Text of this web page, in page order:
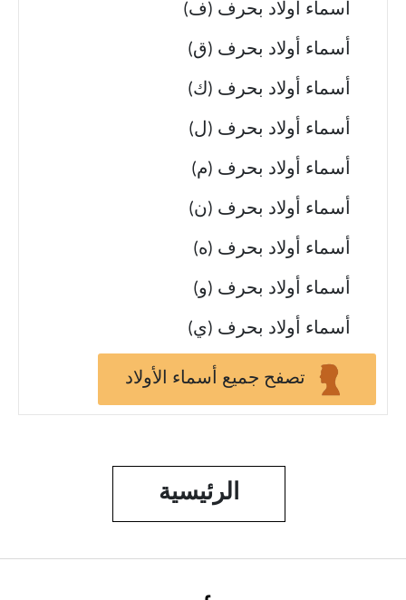
أسماء أولاد بحرف (ف)
أسماء أولاد بحرف (ق)
أسماء أولاد بحرف (ك)
أسماء أولاد بحرف (ل)
أسماء أولاد بحرف (م)
أسماء أولاد بحرف (ن)
أسماء أولاد بحرف (ه)
أسماء أولاد بحرف (و)
أسماء أولاد بحرف (ي)
تصفح جميع أسماء الأولاد
الرئيسية